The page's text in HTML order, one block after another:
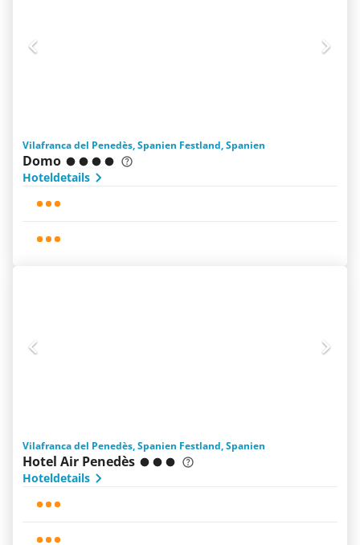
Vilafranca del Penedès, Spanien Festland, Spanien
Domo
Hoteldetails
Vilafranca del Penedès, Spanien Festland, Spanien
Hotel Air Penedès
Hoteldetails